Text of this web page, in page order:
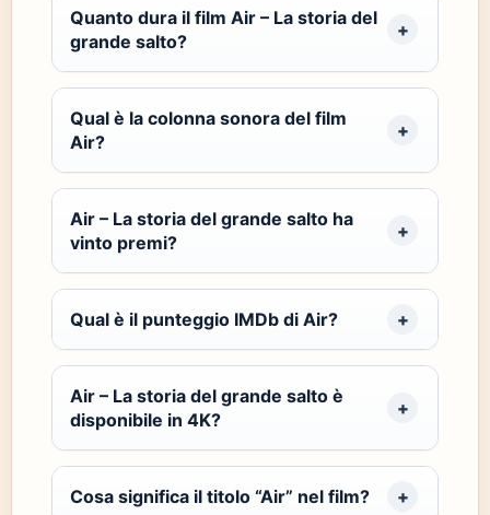
Quanto dura il film Air – La storia del
grande salto?
Qual è la colonna sonora del film
Air?
Air – La storia del grande salto ha
vinto premi?
Qual è il punteggio IMDb di Air?
Air – La storia del grande salto è
disponibile in 4K?
Cosa significa il titolo “Air” nel film?